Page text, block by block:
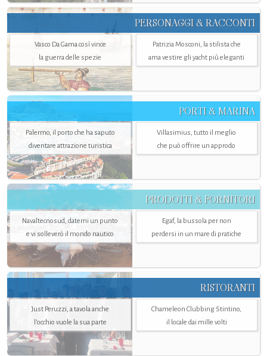
PERSONAGGI & RACCONTI
Vasco Da Gama così vince
la guerra delle spezie
Patrizia Mosconi, la stilista che
ama vestire gli yacht più eleganti
PORTI & MARINA
Palermo, il porto che ha saputo
diventare attrazione turistica
Villasimius, tutto il meglio
che può offrire un approdo
PRODOTTI & FORNITORI
Navaltecnosud, datemi un punto
e vi solleverò il mondo nautico
Egaf, la bussola per non
perdersi in un mare di pratiche
RISTORANTI
Just Peruzzi, a tavola anche
l’occhio vuole la sua parte
Chameleon Clubbing Stintino,
il locale dai mille volti